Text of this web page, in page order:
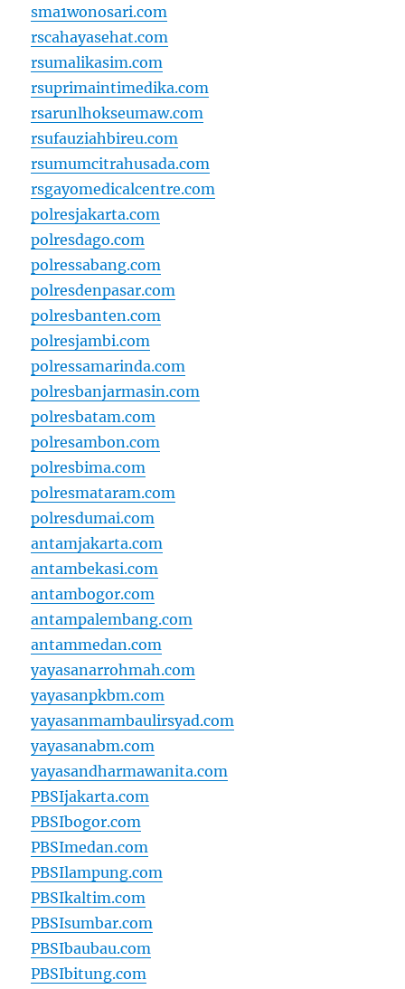
sma1wonosari.com
rscahayasehat.com
rsumalikasim.com
rsuprimaintimedika.com
rsarunlhokseumaw.com
rsufauziahbireu.com
rsumumcitrahusada.com
rsgayomedicalcentre.com
polresjakarta.com
polresdago.com
polressabang.com
polresdenpasar.com
polresbanten.com
polresjambi.com
polressamarinda.com
polresbanjarmasin.com
polresbatam.com
polresambon.com
polresbima.com
polresmataram.com
polresdumai.com
antamjakarta.com
antambekasi.com
antambogor.com
antampalembang.com
antammedan.com
yayasanarrohmah.com
yayasanpkbm.com
yayasanmambaulirsyad.com
yayasanabm.com
yayasandharmawanita.com
PBSIjakarta.com
PBSIbogor.com
PBSImedan.com
PBSIlampung.com
PBSIkaltim.com
PBSIsumbar.com
PBSIbaubau.com
PBSIbitung.com